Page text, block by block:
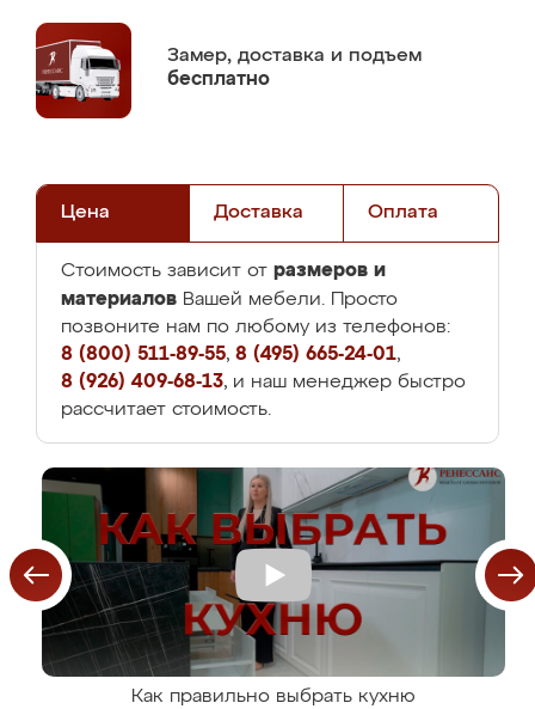
Замер, доставка и подъем
бесплатно
Цена Доставка Оплата
Стоимость зависит от размеров и
материалов Вашей мебели. Просто
позвоните нам по любому из телефонов:
8 (800) 511-89-55, 8 (495) 665-24-01,
8 (926) 409-68-13, и наш менеджер быстро
рассчитает стоимость.
Как правильно выбрать кухню